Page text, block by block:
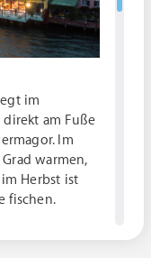
im
direkt am Fuße
Im
warmen,
Herbst ist
fischen.